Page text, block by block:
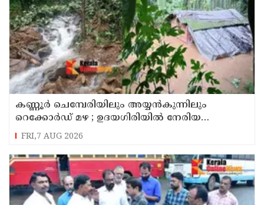
കണ്ണൂർ ചെമ്പേരിയിലും അയ്യൻകുന്നിലും
റെക്കോർഡ് മഴ ; ഉദയഗിരിയിൽ നേരിയ
ഉരുൾപൊട്ടൽ; 13 പേരെ ക്യാമ്പിലേക്ക് മാറ്റി
FRI,7 AUG 2026